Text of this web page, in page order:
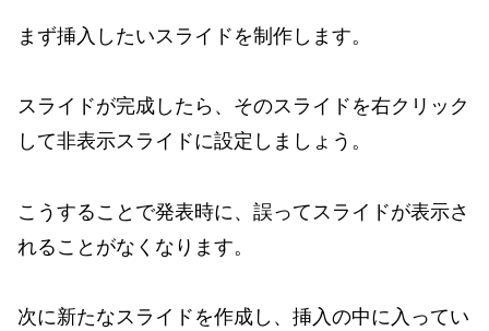
まず挿入したいスライドを制作します。
スライドが完成したら、そのスライドを右クリック
して非表示スライドに設定しましょう。
こうすることで発表時に、誤ってスライドが表示さ
れることがなくなります。
次に新たなスライドを作成し、挿入の中に入ってい